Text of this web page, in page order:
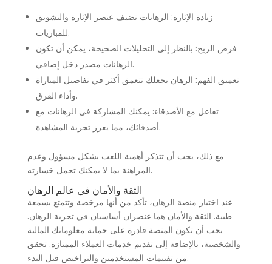
زيادة الإثارة: الرهانات تضيف عنصر الإثارة والتشويق
للمباريات.
فرص الربح: بالنظر إلى التحليلات الصحيحة، يمكن أن تكون
الرهانات مصدر دخل إضافي.
تعميق الفهم: الرهان يجعلك تتعمق أكثر في تفاصيل المباراة
وأداء الفرق.
تفاعل مع الأصدقاء: يمكنك المشاركة في الرهانات مع
أصدقائك، مما يعزز تجربة المشاهدة.
مع ذلك، يجب أن تتذكر أهمية اللعب بشكل مسؤول وعدم
المراهنة بما لا يمكنك تحمل خسارته.
الثقة والأمان في عالم الرهان
عند اختيار منصة الرهان، تأكد من أنها مرخصة وتتمتع بسمعة
طيبة. الثقة والأمان هما عنصران أساسيان في تجربة الرهان.
يجب أن تكون المنصة قادرة على حماية معلوماتك المالية
والشخصية، بالإضافة إلى تقديم خدمات العملاء الممتازة. تحقق
من تقييمات المستخدمين والتراخيص قبل البدء.